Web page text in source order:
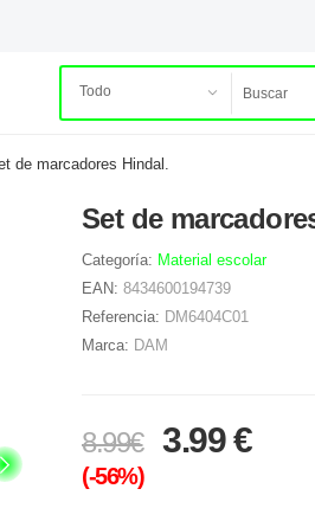
de marcadores Hindal.
Set de
Categoría: Material escolar
EAN: 8434600194739
Referencia: DM6404C01
Marca: DAM
8.99€ 3.99 €
(-56%)